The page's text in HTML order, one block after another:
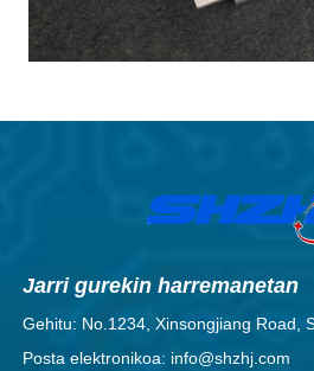
Jarri gurekin harremanetan
Gehitu: No.1234, Xinsongjiang Road,
Posta elektronikoa: info@shzhj.com